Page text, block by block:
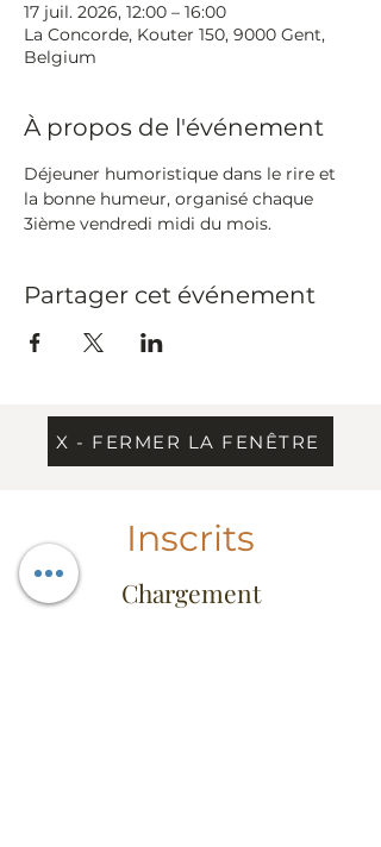
17 juil. 2026, 12:00 – 16:00
La Concorde, Kouter 150, 9000 Gent,
Belgium
À propos de l'événement
Déjeuner humoristique dans le rire et
la bonne humeur, organisé chaque
3ième vendredi midi du mois.
Partager cet événement
X - FERMER LA FENÊTRE
Inscrits
Chargement